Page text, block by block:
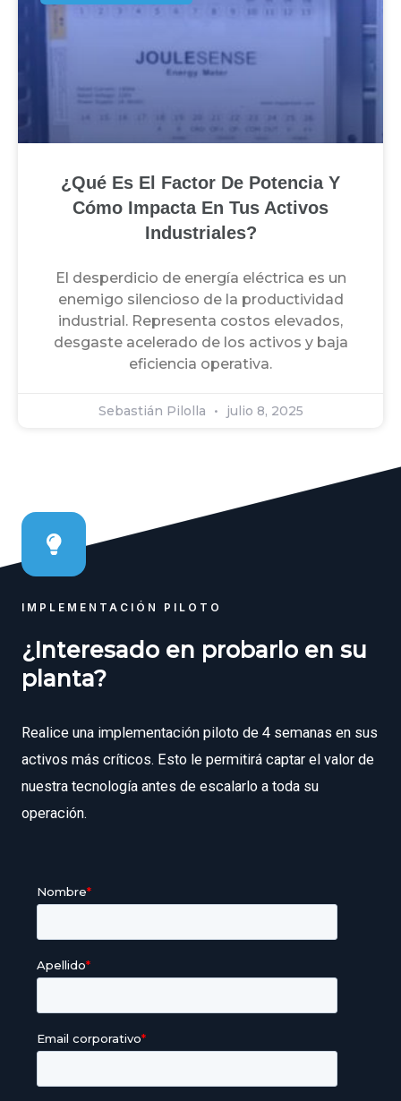
¿Qué Es El Factor De Potencia Y
Cómo Impacta En Tus Activos
Industriales?
El desperdicio de energía eléctrica es un
enemigo silencioso de la productividad
industrial. Representa costos elevados,
desgaste acelerado de los activos y baja
eficiencia operativa.
Sebastián Pilolla julio 8, 2025
IMPLEMENTACIÓN PILOTO
¿Interesado en probarlo en su
planta?
Realice una implementación piloto de 4 semanas en sus
activos más críticos. Esto le permitirá captar el valor de
nuestra tecnología antes de escalarlo a toda su
operación.